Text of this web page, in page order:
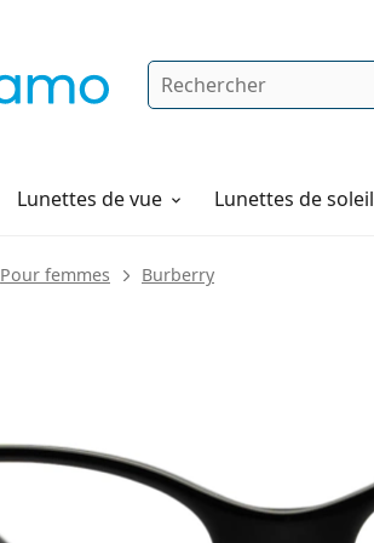
Rechercher
Lunettes de vue Lunettes de soleil
Pour femmes Burberry